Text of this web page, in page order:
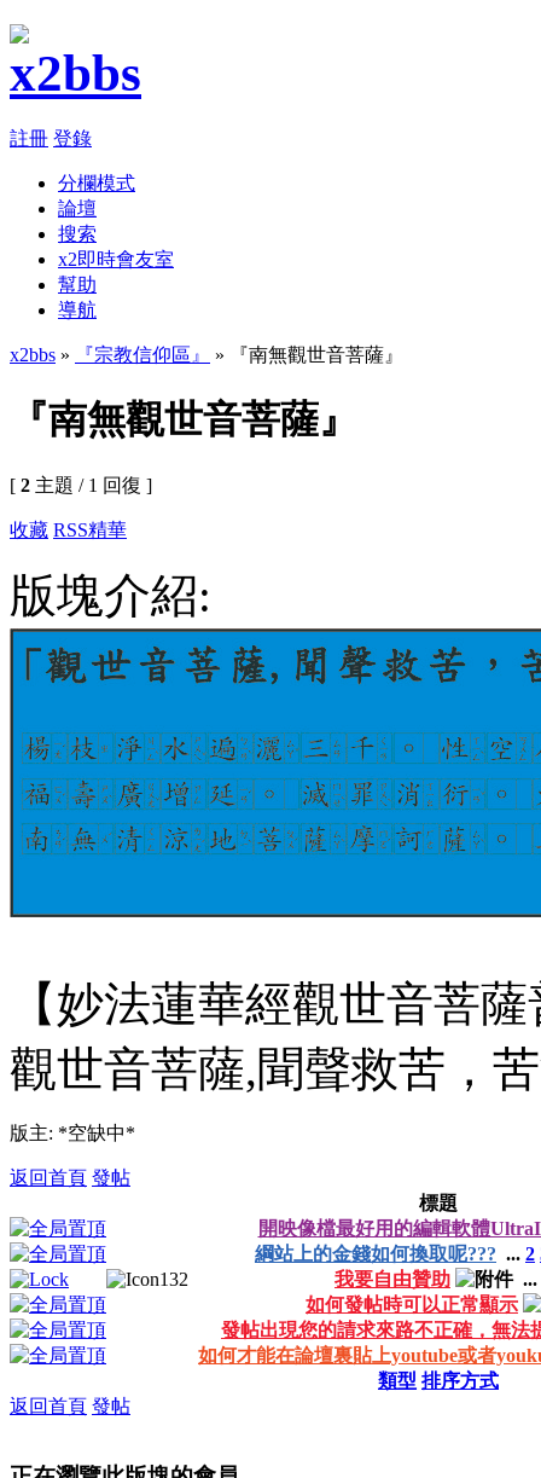
註冊 登錄
分欄模式
論壇
搜索
x2即時會友室
幫助
導航
x2bbs » 『宗教信仰區』 » 『南無觀世音菩薩』
『南無觀世音菩薩』
[ 2 主題 / 1 回復 ]
收藏 RSS精華
版塊介紹:
【妙法蓮華經觀世音菩
觀世音菩薩,聞聲救苦，
版主: *空缺中*
返回首頁 發帖
標題
開映像檔最好用的編輯軟體
綱站上的金錢如何換取呢??? ... 2
我要自由贊助
...
如何發帖時可以正常顯示
發帖出現您的請求來路不正確，無法
如何才能在論壇裏貼上youtube或者
類型 排序方式
返回首頁 發帖